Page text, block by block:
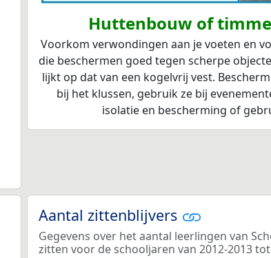
Huttenbouw of
Voorkom verwondingen aan je voeten en
die beschermen goed tegen scherpe
lijkt op dat van een kogelvrij vest.
bij het klussen, gebruik ze bij
isolatie en bescherming of
Aantal zittenblijvers
Gegevens over het aantal leerlingen van
zitten voor de schooljaren van 2012-2013